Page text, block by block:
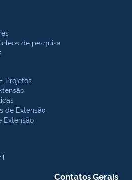
de pesquisa
Projetos
de Extensão
Extensão
Contatos Gerais